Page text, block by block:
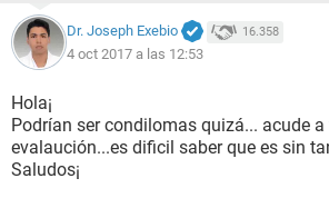
Dr. Joseph Exebio 16.358
4 oct 2017 a las 12:53
Hola¡
Podrían ser condilomas quizá... acude
evalaución...es dificil saber que es sin
Saludos¡